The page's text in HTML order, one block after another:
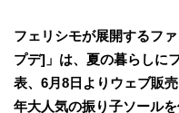
フェリシモが展開するフ
プデ]」は、夏の暮らしに
表、6月8日よりウェブ販
年大人気の振り子ソール